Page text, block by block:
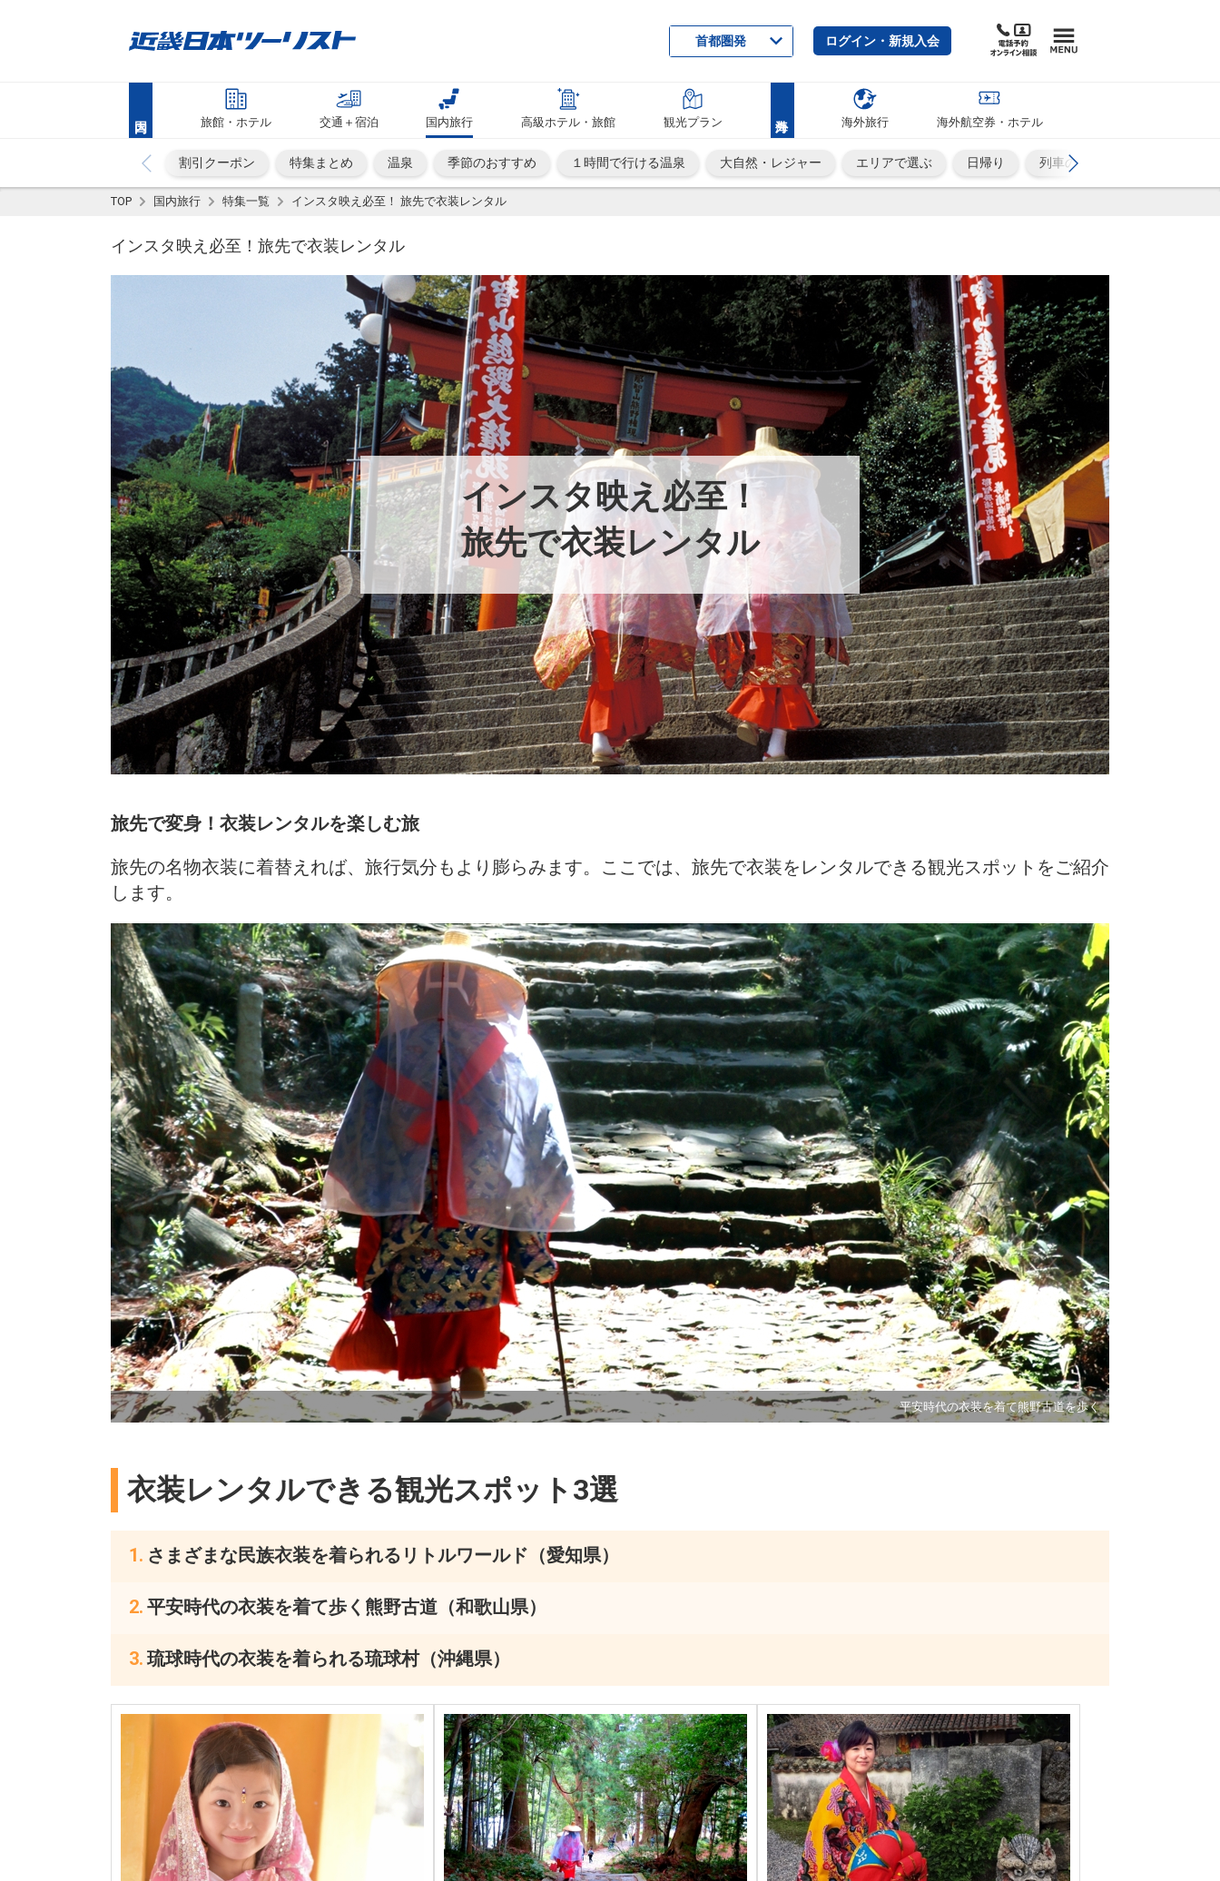
首都圏発 ログイン・新規入会
旅館・ホテル 交通＋宿泊 国内旅行 高級ホテル・旅館 観光プラン 海外旅行 海外航空券・ホテル
割引クーポン 特集まとめ 温泉 季節のおすすめ １時間で行ける温泉 大自然・レジャー エリアで選ぶ 日帰り 列車の旅
TOP 国内旅行 特集一覧 インスタ映え必至！ 旅先で衣装レンタル
インスタ映え必至！旅先で衣装レンタル
インスタ映え必至！
旅先で衣装レンタル
旅先で変身！衣装レンタルを楽しむ旅
旅先の名物衣装に着替えれば、旅行気分もより膨らみます。ここでは、旅先で衣装をレンタルできる観光スポットをご紹介
します。
平安時代の衣装を着て熊野古道を歩く
衣装レンタルできる観光スポット3選
さまざまな民族衣装を着られるリトルワールド（愛知県）
平安時代の衣装を着て歩く熊野古道（和歌山県）
琉球時代の衣装を着られる琉球村（沖縄県）